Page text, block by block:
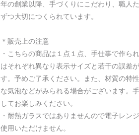
年の創業以降、手づくりにこだわり、職人
ずつ大切につくられています。
＊販売上の注意
・こちらの商品は１点１点、手仕事で作ら
はそれぞれ異なり表示サイズと若干の誤差
す。予めご了承ください。また、材質の特
な気泡などがみられる場合がございます。
してお楽しみください。
・耐熱ガラスではありませんので電子レン
使用いただけません。